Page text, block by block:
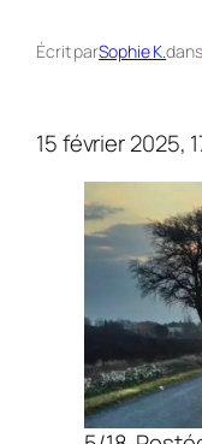
Écrit parSophie K.dans
15 février 2025,